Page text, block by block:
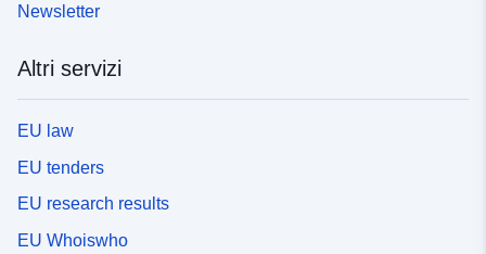
Newsletter
Altri servizi
EU law
EU tenders
EU research results
EU Whoiswho